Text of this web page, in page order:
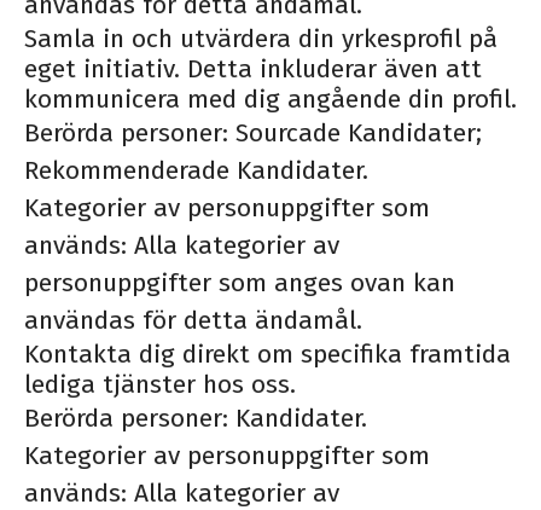
Samla in och utvärdera din yrkesprofil på
eget initiativ. Detta inkluderar även att
kommunicera med dig angående din profil.
Berörda personer: Sourcade Kandidater;
Rekommenderade Kandidater.
Kategorier av personuppgifter som
används: Alla kategorier av
personuppgifter som anges ovan kan
användas för detta ändamål.
Kontakta dig direkt om specifika framtida
lediga tjänster hos oss.
Berörda personer: Kandidater.
Kategorier av personuppgifter som
används: Alla kategorier av